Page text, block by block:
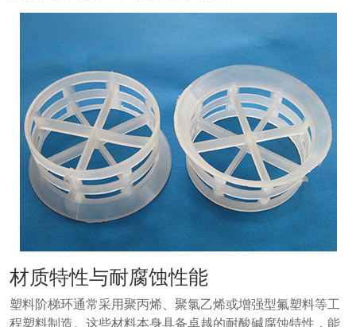
材质特性与耐腐蚀性能
塑料阶梯环通常采用聚丙烯、聚氯乙烯或增强型氟塑料等工
程塑料制造。这些材料本身具备卓越的耐酸碱腐蚀特性，能